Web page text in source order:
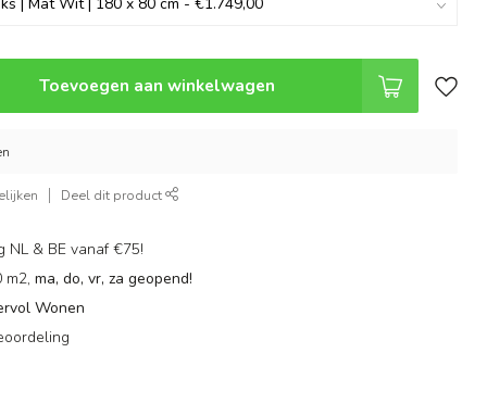
Toevoegen aan winkelwagen
Deel dit product
NL & BE vanaf €75!
m2,ma, do, vr, za geopend!
Wonen